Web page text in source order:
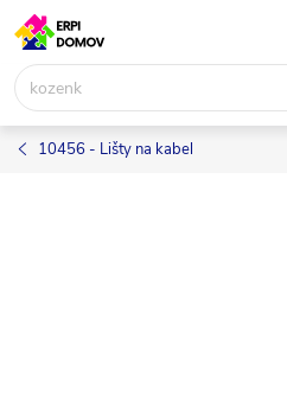
Přejít
na
obsah
10456 - Lišty na kabel